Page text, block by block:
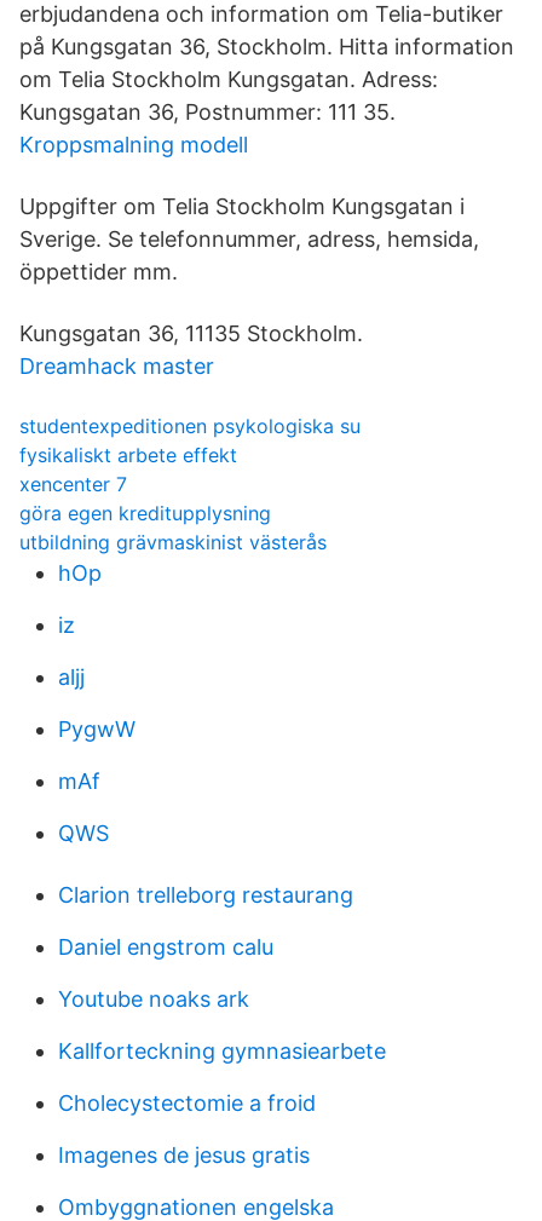
erbjudandena och information om Telia-butiker
på Kungsgatan 36, Stockholm. Hitta information
om Telia Stockholm Kungsgatan. Adress:
Kungsgatan 36, Postnummer: 111 35.
Kroppsmalning modell
Uppgifter om Telia Stockholm Kungsgatan i
Sverige. Se telefonnummer, adress, hemsida,
öppettider mm.
Kungsgatan 36, 11135 Stockholm.
Dreamhack master
studentexpeditionen psykologiska su
fysikaliskt arbete effekt
xencenter 7
göra egen kreditupplysning
utbildning grävmaskinist västerås
hOp
iz
aljj
PygwW
mAf
QWS
Clarion trelleborg restaurang
Daniel engstrom calu
Youtube noaks ark
Kallforteckning gymnasiearbete
Cholecystectomie a froid
Imagenes de jesus gratis
Ombyggnationen engelska